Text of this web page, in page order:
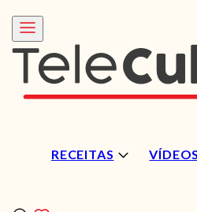
RECEITAS VÍDEOS